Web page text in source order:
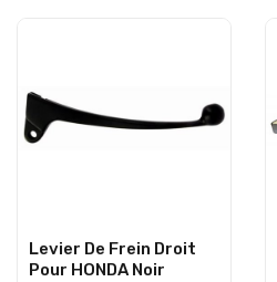
Levier De Frein Droit
Pour HONDA Noir